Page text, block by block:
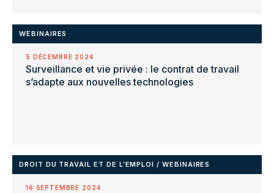
WEBINAIRES
5 DÉCEMBRE 2024
Surveillance et vie privée : le contrat de travail
s’adapte aux nouvelles technologies
DROIT DU TRAVAIL ET DE L’EMPLOI / WEBINAIRES
16 SEPTEMBRE 2024